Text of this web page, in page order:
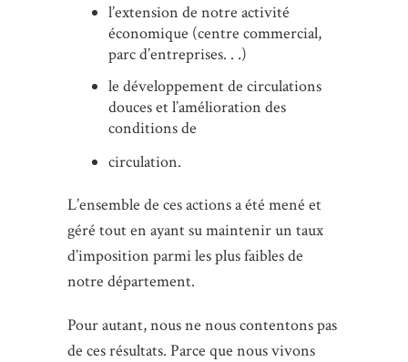
l’extension de notre activité
économique (centre commercial,
parc d’entreprises. . .)
le développement de circulations
douces et l’amélioration des
conditions de
circulation.
L’ensemble de ces actions a été mené et
géré tout en ayant su maintenir un taux
d’imposition parmi les plus faibles de
notre département.
Pour autant, nous ne nous contentons pas
de ces résultats. Parce que nous vivons